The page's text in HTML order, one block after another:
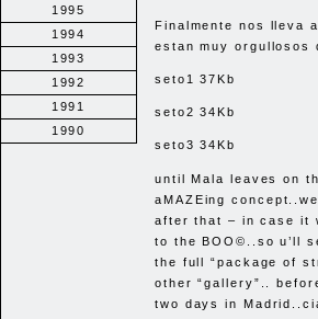
1995
1994
1993
1992
1991
1990
Finalmente nos lleva
estan muy orgullosos
seto1 37Kb
seto2 34Kb
seto3 34Kb
until Mala leaves on
aMAZEing
after that – in case it
to the BOO©..so u’ll
the full “package of
other “gallery”..
two days in